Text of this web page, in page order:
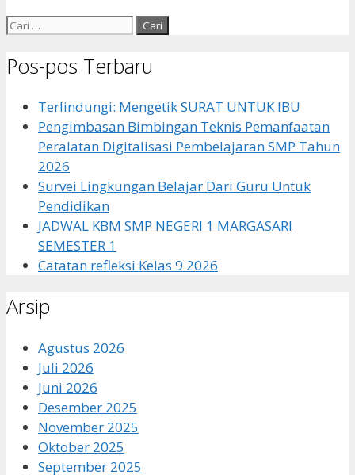
Cari
Pos-pos Terbaru
Terlindungi: Mengetik SURAT UNTUK IBU
Pengimbasan Bimbingan Teknis Pemanfaatan
Peralatan Digitalisasi Pembelajaran SMP Tahun
2026
Survei Lingkungan Belajar Dari Guru Untuk
Pendidikan
JADWAL KBM SMP NEGERI 1 MARGASARI
SEMESTER 1
Catatan refleksi Kelas 9 2026
Arsip
Agustus 2026
Juli 2026
Juni 2026
Desember 2025
November 2025
Oktober 2025
September 2025